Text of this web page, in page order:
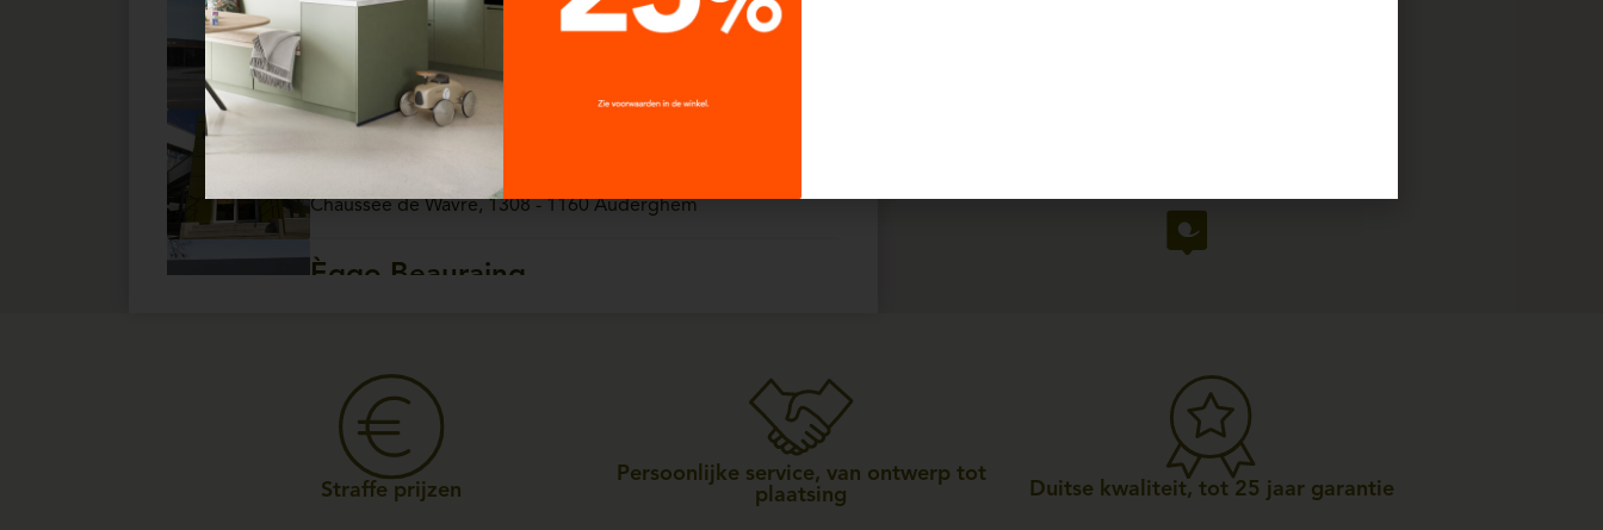
Èggo Ath
Chaussée de Tournai, 157 - 7800 Ath
Èggo Auderghem
Chaussée de Wavre, 1308 - 1160 Auderghem
Èggo Beauraing
Èggo Bois-De-Villers
Open vandaag van 10:00 tot 18:30
Rue Raymond Noël, 147 - 5170 Bois-de-villers
Straffe prijzen
Persoonlijke service, van ontwerp tot
plaatsing
Duitse kwaliteit, tot 25 jaar garantie